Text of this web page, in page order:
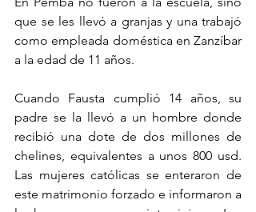
que se les llevó a granjas y una trabajó
como empleada doméstica en Zanzíbar
a la edad de 11 años.
Cuando Fausta cumplió 14 años, su
padre se la llevó a un hombre donde
recibió una dote de dos millones de
chelines, equivalentes a unos 800 usd.
Las mujeres católicas se enteraron de
este matrimonio forzado e informaron a